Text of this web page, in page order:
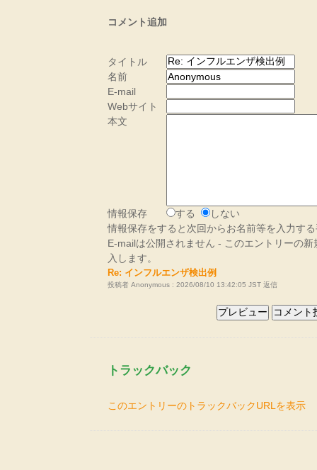
コメント追加
タイトル
名前
E-mail
Webサイト
本文
情報保存 する
しない
情報保存をすると次回からお名前等を入力す
E-mailは公開されません - このエントリーの
入します。
Re: インフルエンザ検出例
投稿者 Anonymous : 2026/08/10 13:42:05 JST 返信
トラックバック
このエントリーのトラックバックURLを表示